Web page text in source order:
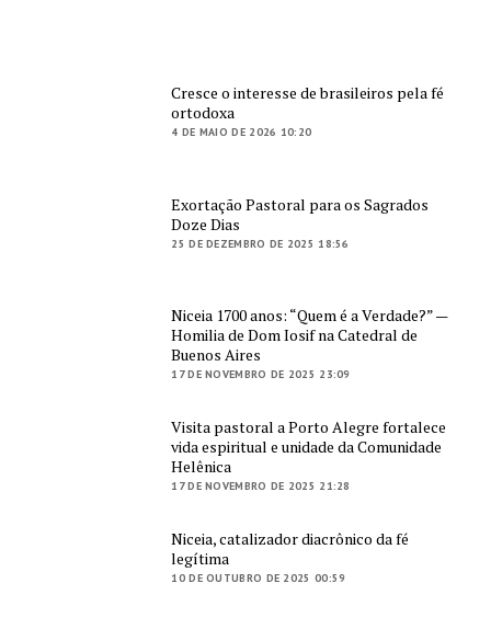
Cresce o interesse de brasileiros pela fé
ortodoxa
4 DE MAIO DE 2026 10:20
Exortação Pastoral para os Sagrados
Doze Dias
25 DE DEZEMBRO DE 2025 18:56
Niceia 1700 anos: “Quem é a Verdade?” —
Homilia de Dom Iosif na Catedral de
Buenos Aires
17 DE NOVEMBRO DE 2025 23:09
Visita pastoral a Porto Alegre fortalece
vida espiritual e unidade da Comunidade
Helênica
17 DE NOVEMBRO DE 2025 21:28
Niceia, catalizador diacrônico da fé
legítima
10 DE OUTUBRO DE 2025 00:59